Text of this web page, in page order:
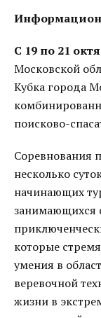
С 19 по 21
Московской
Кубка города
поисково-
Соревнования
несколько
начинающих
занимающихся
которые
умения в
веревочной
жизни в